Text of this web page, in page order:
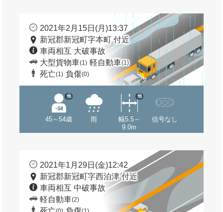
2021年2月15日(月)13:37
新冠郡新冠町字本町 付近
車両相互 大破事故
大型貨物車(1) 軽自動車(1)
死亡(1) 負傷(0)
45～54歳
他
雨
幅5.5～
9.0m
他
信号なし
2021年1月29日(金)12:42
新冠郡新冠町字西泊津 付近
車両相互 中破事故
軽自動車(2)